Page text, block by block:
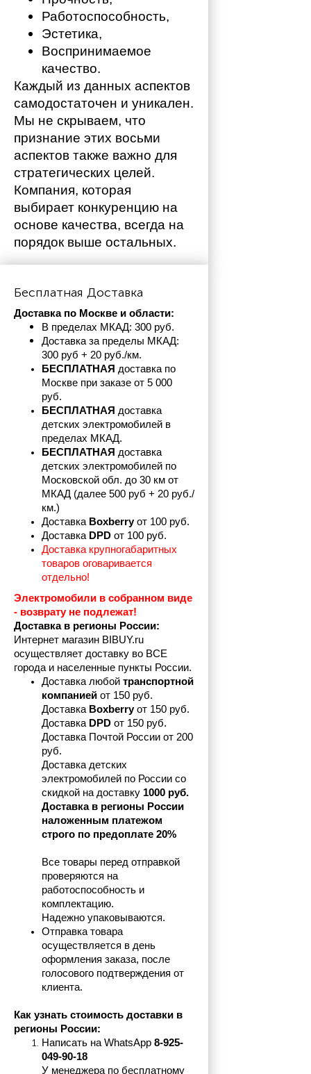
Работоспособность,
Эстетика,
Воспринимаемое
качество.
Каждый из данных аспектов
самодостаточен и уникален.
Мы не скрываем, что
признание этих восьми
аспектов также важно для
стратегических целей.
Компания, которая
выбирает конкуренцию на
основе качества, всегда на
порядок выше остальных.
Бесплатная Доставка
Доставка по Москве и области:
В пределах МКАД: 300 руб.
Доставка за пределы МКАД:
300 руб + 20 руб./км.
БЕСПЛАТНАЯ доставка по
Москве при заказе от 5 000
руб.
БЕСПЛАТНАЯ доставка
детских электромобилей в
пределах МКАД.
БЕСПЛАТНАЯ доставка
детских электромобилей по
Московской обл. до 30 км от
МКАД (далее 500 руб + 20 руб./
км.)
Доставка Boxberry от 100 руб.
Доставка DPD от 100 руб.
Доставка крупногабаритных
товаров оговаривается
отдельно!
Электромобили в собранном виде
- возврату не подлежат!
Доставка в регионы России:
Интернет магазин BIBUY.ru
осуществляет доставку во ВСЕ
города и населенные пункты России.
Доставка любой транспортной
компанией от 150 руб.
Доставка Boxberry от 150 руб.
Доставка DPD от 150 руб.
Доставка Почтой России от 200
руб.
Доставка детских
электромобилей по России со
скидкой на доставку 1000 руб.
Доставка в регионы России
наложенным платежом
строго по предоплате 20%
Все товары перед отправкой
проверяются на
работоспособность и
комплектацию.
Надежно упаковываются.
Отправка товара
осуществляется в день
оформления заказа, после
голосового подтверждения от
клиента.
Как узнать стоимость доставки в
регионы России:
Написать на WhatsApp 8-925-
049-90-18
У менеджера по бесплатному